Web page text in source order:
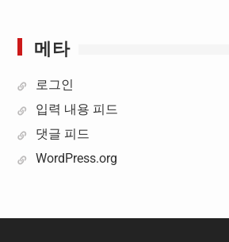
메타
로그인
입력 내용 피드
댓글 피드
WordPress.org